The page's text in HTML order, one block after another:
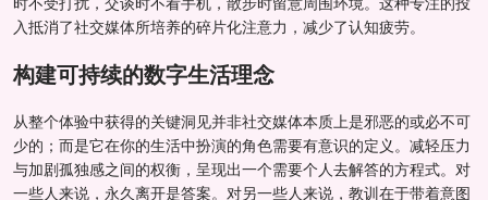
入抵消了社交媒体所培养的碎片化注意力，减少了认知疲劳。
构建可持续的数字生活理念
从整个体验中获得的关键洞见并非社交媒体本质上是邪恶的或必不可
少的；而是它在你的生活中扮演的角色需要有意识的定义。减轻压力
与加剧孤独感之间的权衡，呈现出一个需要个人去解答的方程式。对
一些人来说，永久离开是答案。对另一些人来说，教训在于带着意图